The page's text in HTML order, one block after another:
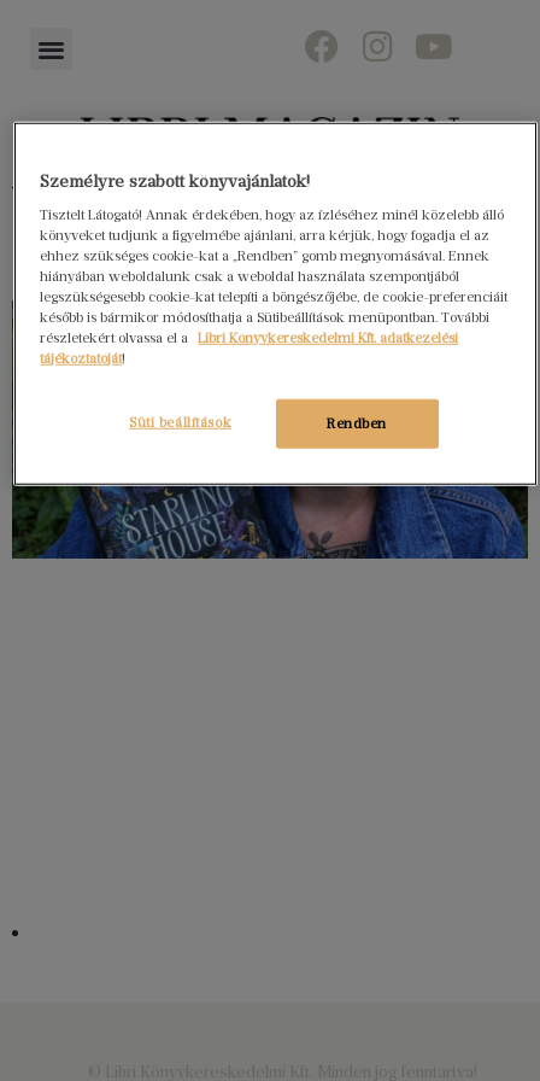
Könyvektől az olvasókig
Személyre szabott könyvajánlatok!
Tisztelt Látogató! Annak érdekében, hogy az ízléséhez minél közelebb álló
könyveket tudjunk a figyelmébe ajánlani, arra kérjük, hogy fogadja el az
ehhez szükséges cookie-kat a „Rendben” gomb megnyomásával. Ennek
hiányában weboldalunk csak a weboldal használata szempontjából
legszükségesebb cookie-kat telepíti a böngészőjébe, de cookie-preferenciáit
később is bármikor módosíthatja a Sütibeállítások menüpontban. További
részletekért olvassa el a
Libri Könyvkereskedelmi Kft. adatkezelési
tájékoztatóját!
Rendben
Süti beállítások